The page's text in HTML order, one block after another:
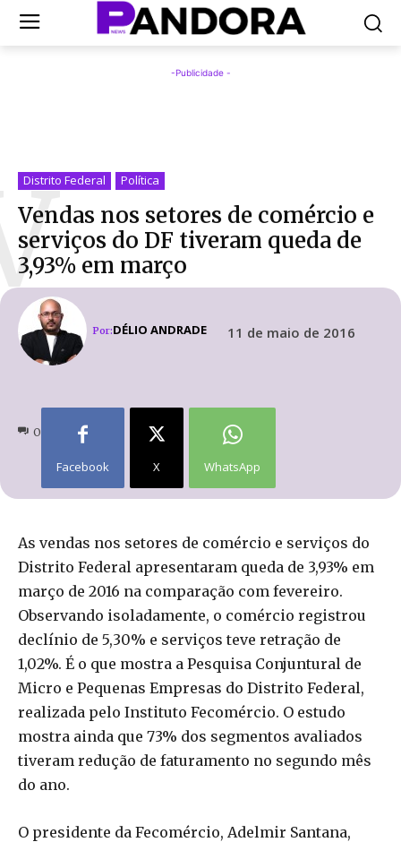
-Publicidade -
Distrito Federal Política
Vendas nos setores de comércio e
serviços do DF tiveram queda de
3,93% em março
Por:DÉLIO ANDRADE 11 de maio de 2016
0
Facebook X WhatsApp
As vendas nos setores de comércio e serviços do
Distrito Federal apresentaram queda de 3,93% em
março de 2016 na comparação com fevereiro.
Observando isoladamente, o comércio registrou
declínio de 5,30% e serviços teve retração de
1,02%. É o que mostra a Pesquisa Conjuntural de
Micro e Pequenas Empresas do Distrito Federal,
realizada pelo Instituto Fecomércio. O estudo
mostra ainda que 73% dos segmentos avaliados
tiveram redução de faturamento no segundo mês
do ano.
O presidente da Fecomércio, Adelmir Santana,